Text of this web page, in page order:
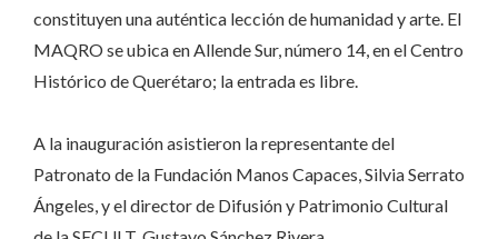
constituyen una auténtica lección de humanidad y arte. El
MAQRO se ubica en Allende Sur, número 14, en el Centro
Histórico de Querétaro; la entrada es libre.
A la inauguración asistieron la representante del
Patronato de la Fundación Manos Capaces, Silvia Serrato
Ángeles, y el director de Difusión y Patrimonio Cultural